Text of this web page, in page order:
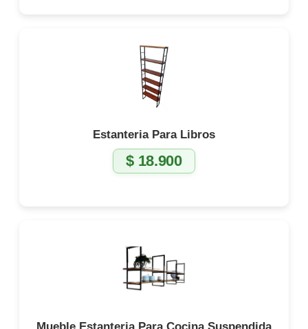
Estanteria Para Libros
$18.900